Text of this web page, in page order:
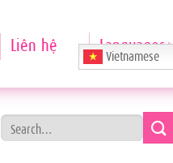
Liên hệ Vietnamese
Languages